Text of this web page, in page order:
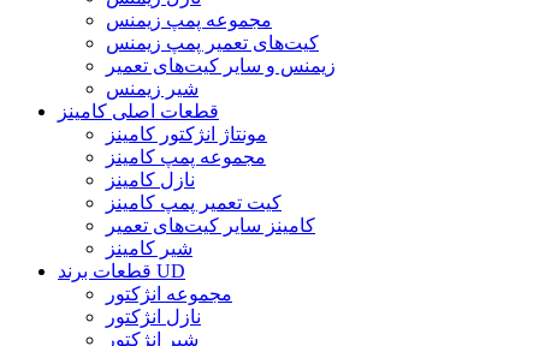
مجموعه پمپ زیمنس
کیت‌های تعمیر پمپ زیمنس
زیمنس و سایر کیت‌های تعمیر
شیر زیمنس
قطعات اصلی کامینز
مونتاژ انژکتور کامینز
مجموعه پمپ کامینز
نازل کامینز
کیت تعمیر پمپ کامینز
کامینز سایر کیت‌های تعمیر
شیر کامینز
قطعات برند UD
مجموعه انژکتور
نازل انژکتور
شیر انژکتور